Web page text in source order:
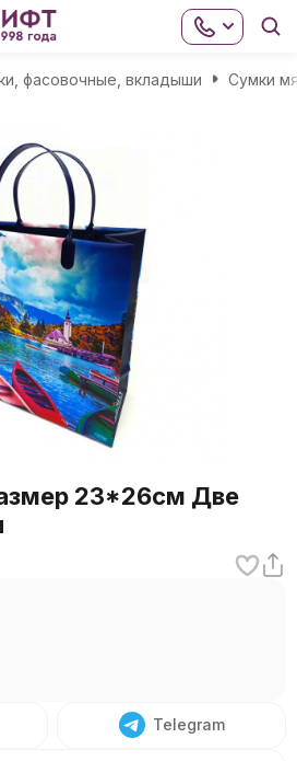
фасовочные, вкладыши Сумки
23*26см Две
Telegram